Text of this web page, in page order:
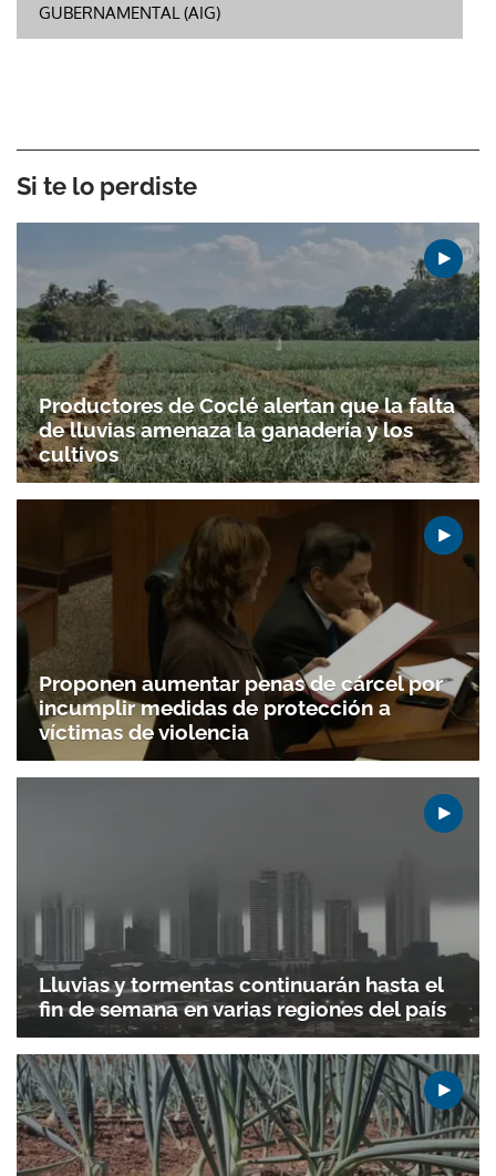
GUBERNAMENTAL (AIG)
Si te lo perdiste
Productores de Coclé alertan que la falta
de lluvias amenaza la ganadería y los
cultivos
Proponen aumentar penas de cárcel por
incumplir medidas de protección a
víctimas de violencia
Lluvias y tormentas continuarán hasta el
fin de semana en varias regiones del país